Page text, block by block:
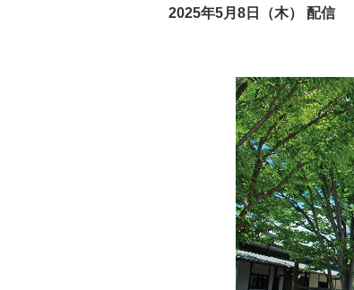
2025年5月8 日（木） 配信